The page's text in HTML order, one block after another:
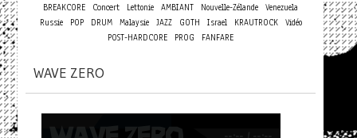
BREAKCORE
Concert Lettonie AMBIANT Nouvelle-Zélande Venezuela
Russie
POP DRUM Malaysie JAZZ GOTH Israel KRAUTROCK
Vidéo
POST-HARDCORE
PROG FANFARE
WAVE ZERO